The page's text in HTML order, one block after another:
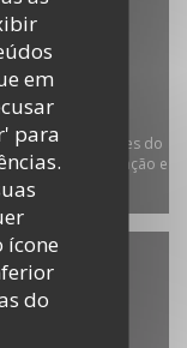
em
para
ícone
do
aceitar os cookies do
dados de navegação e